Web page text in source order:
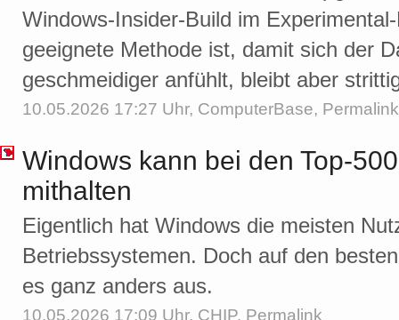
Windows-Insider-Build im
geeignete Methode ist, damit sich der
geschmeidiger anfühlt, bleibt aber
10.05.2026 17:27 Uhr, ComputerBase, Permalink
Windows kann bei den Top-
mithalten
Eigentlich hat Windows die meisten
Betriebssystemen. Doch auf den
es ganz anders aus.
10.05.2026 17:09 Uhr, CHIP, Permalink